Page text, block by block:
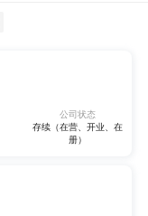
公司状态
存续（在营、开业、在
册）